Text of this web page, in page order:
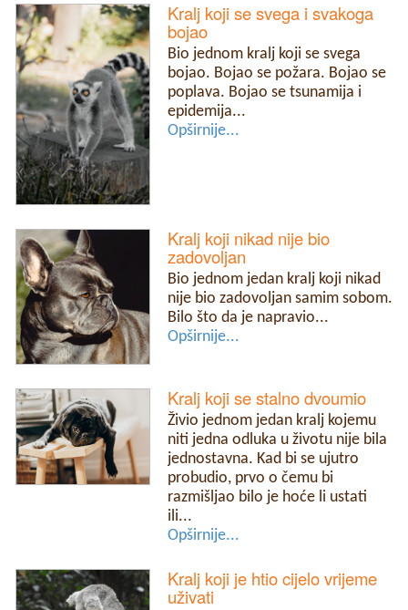
Kralj koji se svega i svakoga
bojao
Bio jednom kralj koji se svega
bojao. Bojao se požara. Bojao se
poplava. Bojao se tsunamija i
epidemija...
Opširnije...
Kralj koji nikad nije bio
zadovoljan
Bio jednom jedan kralj koji nikad
nije bio zadovoljan samim sobom.
Bilo što da je napravio...
Opširnije...
Kralj koji se stalno dvoumio
Živio jednom jedan kralj kojemu
niti jedna odluka u životu nije bila
jednostavna. Kad bi se ujutro
probudio, prvo o čemu bi
razmišljao bilo je hoće li ustati
ili...
Opširnije...
Kralj koji je htio cijelo vrijeme
uživati